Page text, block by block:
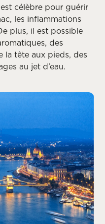
célèbre pour guérir
les inflammations
plus, il est possible
des
la tête aux pieds, des
au jet d’eau.